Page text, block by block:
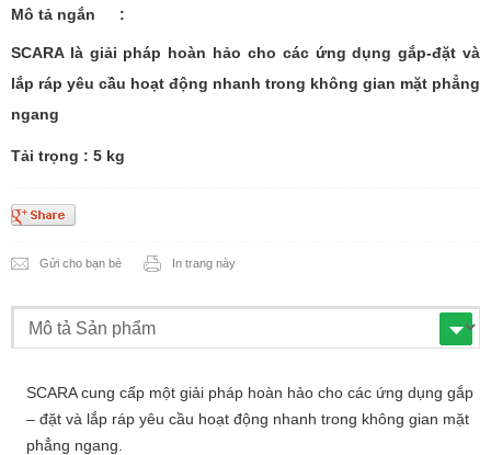
Mô tả ngắn
:
SCARA là giải pháp hoàn hảo cho các ứng dụng gắp-đặt và
lắp ráp yêu cầu hoạt động nhanh trong không gian mặt phẳng
ngang
Tải trọng : 5 kg
Gửi cho bạn bè In trang này
SCARA cung cấp một giải pháp hoàn hảo cho các ứng dụng gắp
– đặt và lắp ráp yêu cầu hoạt động nhanh trong không gian mặt
phẳng ngang.